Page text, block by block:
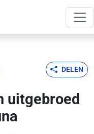
DELEN
uitgebroed